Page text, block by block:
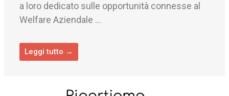
a loro dedicato sulle opportunità connesse al
Welfare Aziendale …
Leggi tutto →